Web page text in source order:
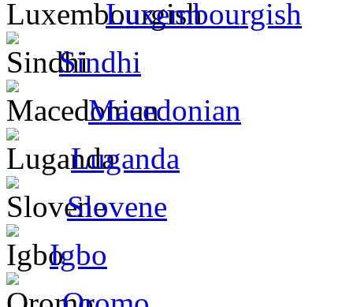
Luxembourgish
Sindhi
Macedonian
Luganda
Slovene
Igbo